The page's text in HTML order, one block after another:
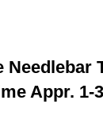
Needlebar
Appr. 1-